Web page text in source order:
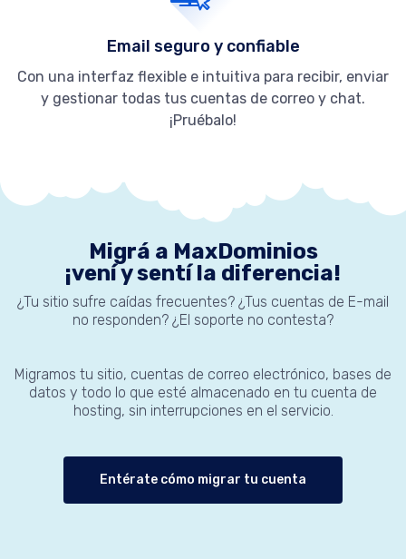
Email seguro y confiable
Con una interfaz flexible e intuitiva para recibir, enviar
y gestionar todas tus cuentas de correo y chat.
¡Pruébalo!
Migrá a MaxDominios
¡vení y sentí la diferencia!
¿Tu sitio sufre caídas frecuentes? ¿Tus cuentas de E-mail
no responden? ¿El soporte no contesta?
Migramos tu sitio, cuentas de correo electrónico, bases de
datos y todo lo que esté almacenado en tu cuenta de
hosting, sin interrupciones en el servicio.
Entérate cómo migrar tu cuenta